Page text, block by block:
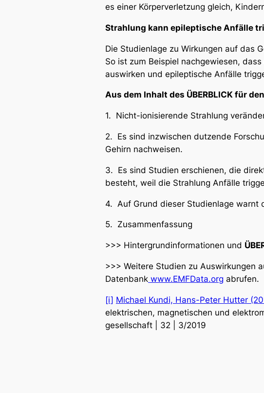
es einer Körperverletzung gleich,
Strahlung kann epileptische Anfälle
Die Studienlage zu Wirkungen auf das
So ist zum Beispiel nachgewiesen,
auswirken und epileptische Anfälle
Aus dem Inhalt des ÜBERBLICK für
1. Nicht-ionisierende Strahlung
2. Es sind inzwischen dutzende
Gehirn nachweisen.
3. Es sind Studien erschienen, die
besteht, weil die Strahlung Anfälle
4. Auf Grund dieser Studienlage warnt
5. Zusammenfassung
>>> Hintergrundinformationen und
>>> Weitere Studien zu Auswirkungen
Datenbank www.EMFData.org abrufen.
[i] Michael Kundi, Hans-Peter Hutter
elektrischen, magnetischen und
gesellschaft | 32 | 3/2019